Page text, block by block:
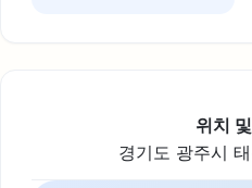
위치
경기도 광주시